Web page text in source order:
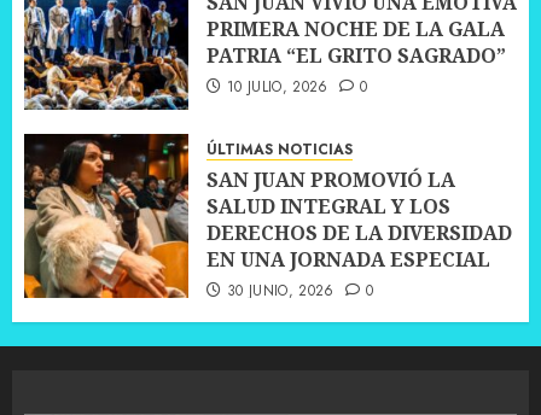
PRIMERA NOCHE DE LA GALA
PATRIA “EL GRITO SAGRADO”
10 JULIO, 2026 0
ÚLTIMAS NOTICIAS
SAN JUAN PROMOVIÓ LA
SALUD INTEGRAL Y LOS
DERECHOS DE LA DIVERSIDAD
EN UNA JORNADA ESPECIAL
30 JUNIO, 2026 0